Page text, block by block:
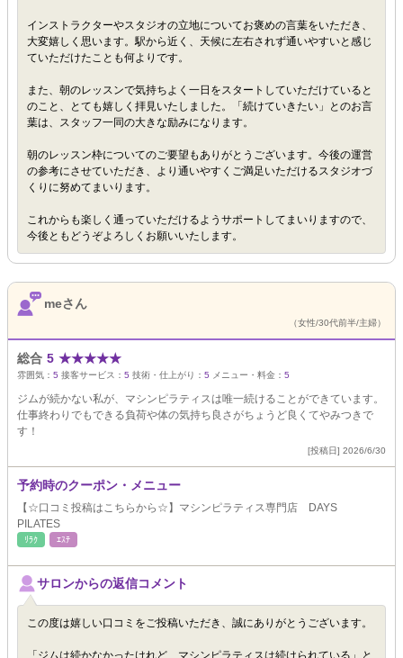
インストラクターやスタジオの立地についてお褒めの言葉をいただき、
大変嬉しく思います。駅から近く、天候に左右されず通いやすいと感じ
ていただけたことも何よりです。
また、朝のレッスンで気持ちよく一日をスタートしていただけていると
のこと、とても嬉しく拝見いたしました。「続けていきたい」とのお言
葉は、スタッフ一同の大きな励みになります。
朝のレッスン枠についてのご要望もありがとうございます。今後の運営
の参考にさせていただき、より通いやすくご満足いただけるスタジオづ
くりに努めてまいります。
これからも楽しく通っていただけるようサポートしてまいりますので、
今後ともどうぞよろしくお願いいたします。
meさん
（女性/30代前半/主婦）
総合 5 ★★★★★
雰囲気： 5 接客サービス： 5 技術・仕上がり： 5 メニュー・料金： 5
ジムが続かない私が、マシンピラティスは唯一続けることができています。
仕事終わりでもできる負荷や体の気持ち良さがちょうど良くてやみつきで
す！
[投稿日] 2026/6/30
予約時のクーポン・メニュー
【☆口コミ投稿はこちらから☆】マシンピラティス専門店 DAYS
PILATES
ﾘﾗｸ ｴｽﾃ
サロンからの返信コメント
この度は嬉しい口コミをご投稿いただき、誠にありがとうございます。
「ジムは続かなかったけれど、マシンピラティスは続けられている」と